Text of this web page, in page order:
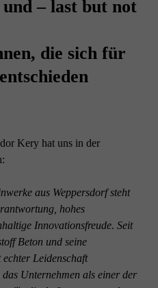
– last but not
die sich für
Kery hat uns in der
aus Weppersdorf steht
hohes
Innovationsfreude. Seit
Beton und seine
Leidenschaft
Unternehmen als einer der